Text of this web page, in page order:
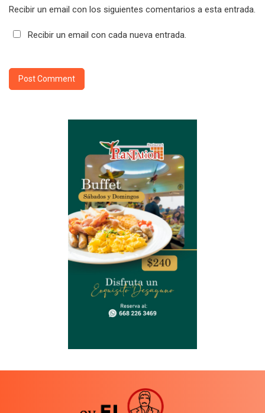
Recibir un email con los siguientes comentarios a esta entrada.
Recibir un email con cada nueva entrada.